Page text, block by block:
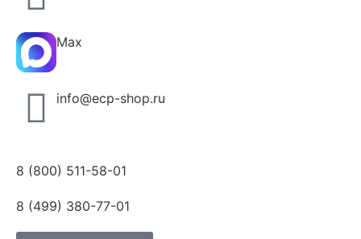
Max
info@ecp-shop.ru
8 (800) 511-58-01
8 (499) 380-77-01